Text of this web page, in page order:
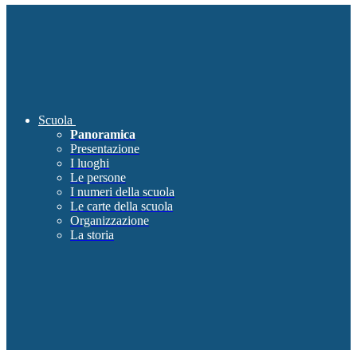
Scuola
Panoramica
Presentazione
I luoghi
Le persone
I numeri della scuola
Le carte della scuola
Organizzazione
La storia